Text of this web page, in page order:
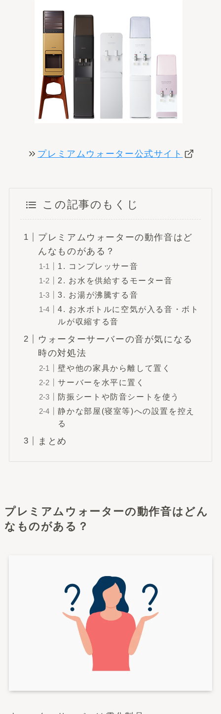
プレミアムウォーター公式サイト
この記事のもくじ
プレミアムウォーターの動作音はど
んなものがある？
1. コンプレッサー音
2. お水を供給するモーター音
3. お湯が沸騰する音
4. お水ボトルに空気が入る音・ボト
ルが収縮する音
ウォーターサーバーの音が気になる
時の対処法
壁や他の家具から離して置く
サーバーを水平に置く
防振シートや防音シートを使う
静かな部屋(寝室等)への設置を控え
る
まとめ
プレミアムウォーターの動作音はどん
なものがある？